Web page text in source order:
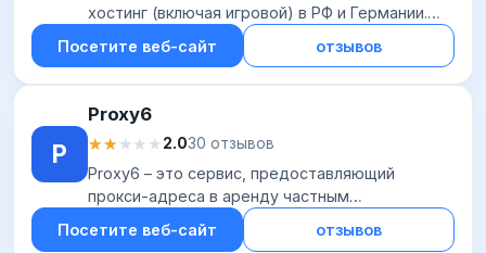
хостинг (включая игровой) в РФ и Германии.
Доступен бесплатный перенос сайтов. SSL-
сертификаты Let's Encrypt предоставляются
Посетите веб-сайт отзывов
P
Proxy6
★★★★★
★★★★★2.030 отзывов
Proxy6 – это сервис, предоставляющий
прокси-адреса в аренду частным
пользователям. Работает с 2011 года и
предоставляет прокси из более чем 15 стран
Посетите веб-сайт отзывов